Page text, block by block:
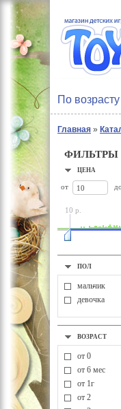
По возрасту
Главная »
ФИЛЬТРЫ
ЦЕНА
от до
10 р.
ПОЛ
мальчик
девочка
ВОЗРАСТ
от 0
от 6 мес
от 1г
от 2